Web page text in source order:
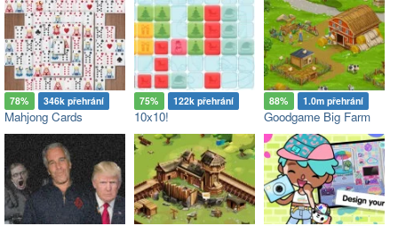
78% 346k přehrání
Mahjong Cards
75% 122k přehrání
10x10!
88% 1.0m přehrání
Goodgame Big Farm